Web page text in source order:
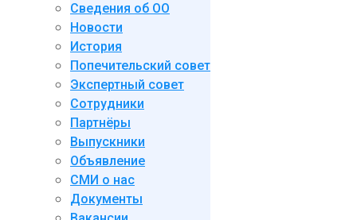
Сведения об ОО
Новости
История
Попечительский совет
Экспертный совет
Сотрудники
Партнёры
Выпускники
Объявление
СМИ о нас
Документы